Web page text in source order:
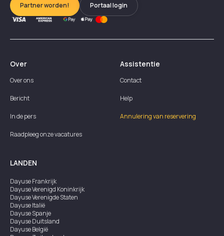
Partner worden! Portaal login
Over
Over ons
Bericht
In de pers
Raadpleeg onze vacatures
Assistentie
Contact
Help
Annulering van reservering
LANDEN
DayuseFrankrijk
DayuseVerenigd Koninkrijk
DayuseVerenigde Staten
DayuseItalië
DayuseSpanje
DayuseDuitsland
DayuseBelgië